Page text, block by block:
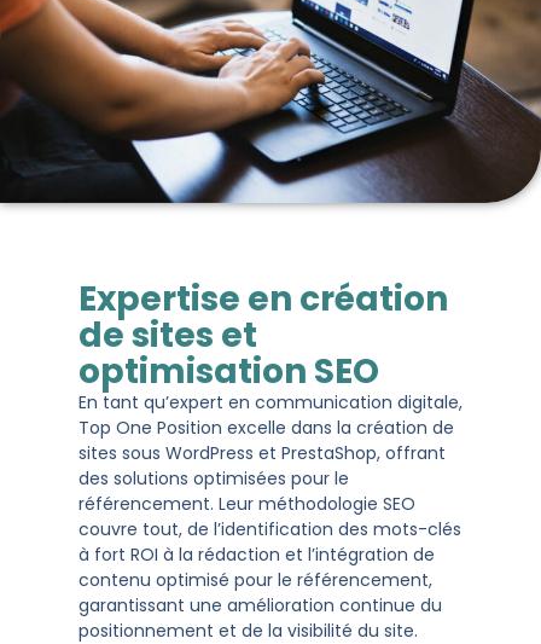
Expertise en création
de sites et
optimisation SEO
En tant qu’expert en communication digitale,
Top One Position excelle dans la création de
sites sous WordPress et PrestaShop, offrant
des solutions optimisées pour le
référencement. Leur méthodologie SEO
couvre tout, de l’identification des mots-clés
à fort ROI à la rédaction et l’intégration de
contenu optimisé pour le référencement,
garantissant une amélioration continue du
positionnement et de la visibilité du site.